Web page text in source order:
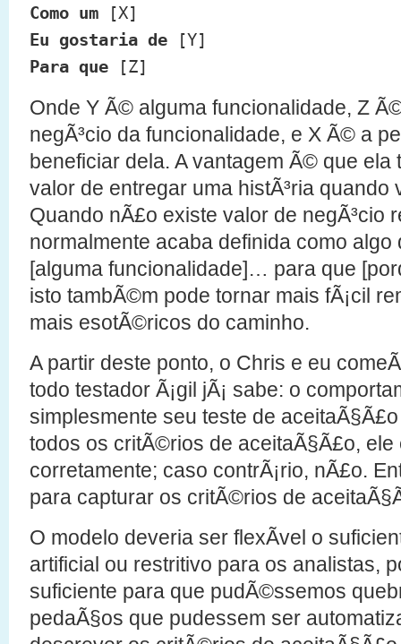
Como um [X]
Eu gostaria de [Y]
Para que [Z]
Onde Y Ã© alguma funcionalidade, Z
negÃ³cio da funcionalidade, e X Ã© a
beneficiar dela. A vantagem Ã© que ela
valor de entregar uma histÃ³ria quando
Quando nÃ£o existe valor de negÃ³cio
normalmente acaba definida como
[alguma funcionalidade]… para que
isto tambÃ©m pode tornar mais fÃ¡cil
mais esotÃ©ricos do caminho.
A partir deste ponto, o Chris e eu
todo testador Ã¡gil jÃ¡ sabe: o
simplesmente seu teste de
todos os critÃ©rios de aceitaÃ§Ã£o, ele
corretamente; caso contrÃ¡rio, nÃ£o.
para capturar os critÃ©rios de
O modelo deveria ser flexÃ­vel o
artificial ou restritivo para os analistas,
suficiente para que pudÃ©ssemos
pedaÃ§os que pudessem ser